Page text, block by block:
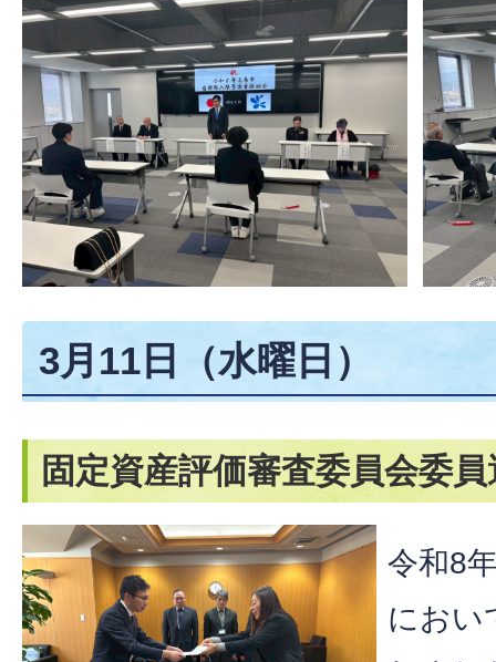
3月11日（水曜日）
固定資産評価審査委員会委
令和8
におい